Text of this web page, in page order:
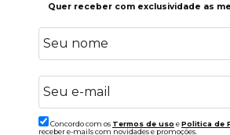
Quer receber com exclusividade as
Concordo com os Termos de uso ePolitica de
receber e-mails com novidades e promoções.